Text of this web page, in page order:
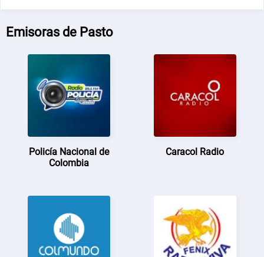
Emisoras de Pasto
Policía Nacional de
Colombia
Caracol Radio